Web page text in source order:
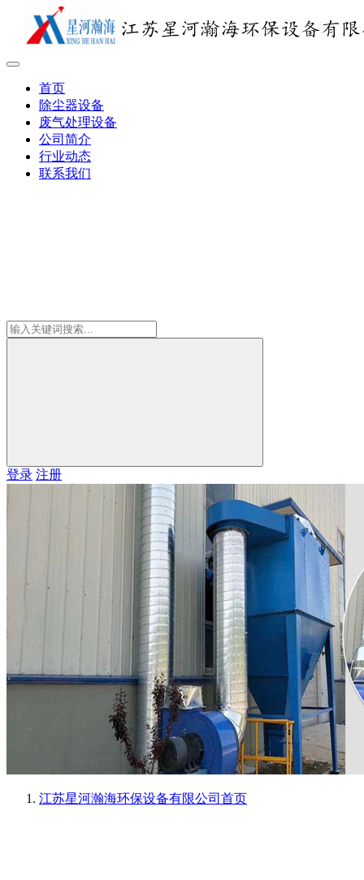
首页
除尘器设备
废气处理设备
公司简介
行业动态
联系我们
登录 注册
江苏星河瀚海环保设备有限公司 首页